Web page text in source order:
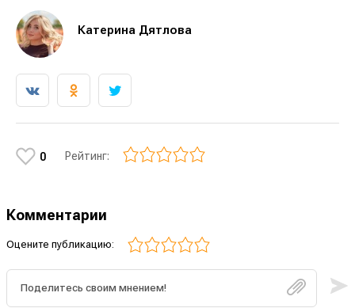
Катерина Дятлова
0 Рейтинг:
Комментарии
Оцените публикацию: